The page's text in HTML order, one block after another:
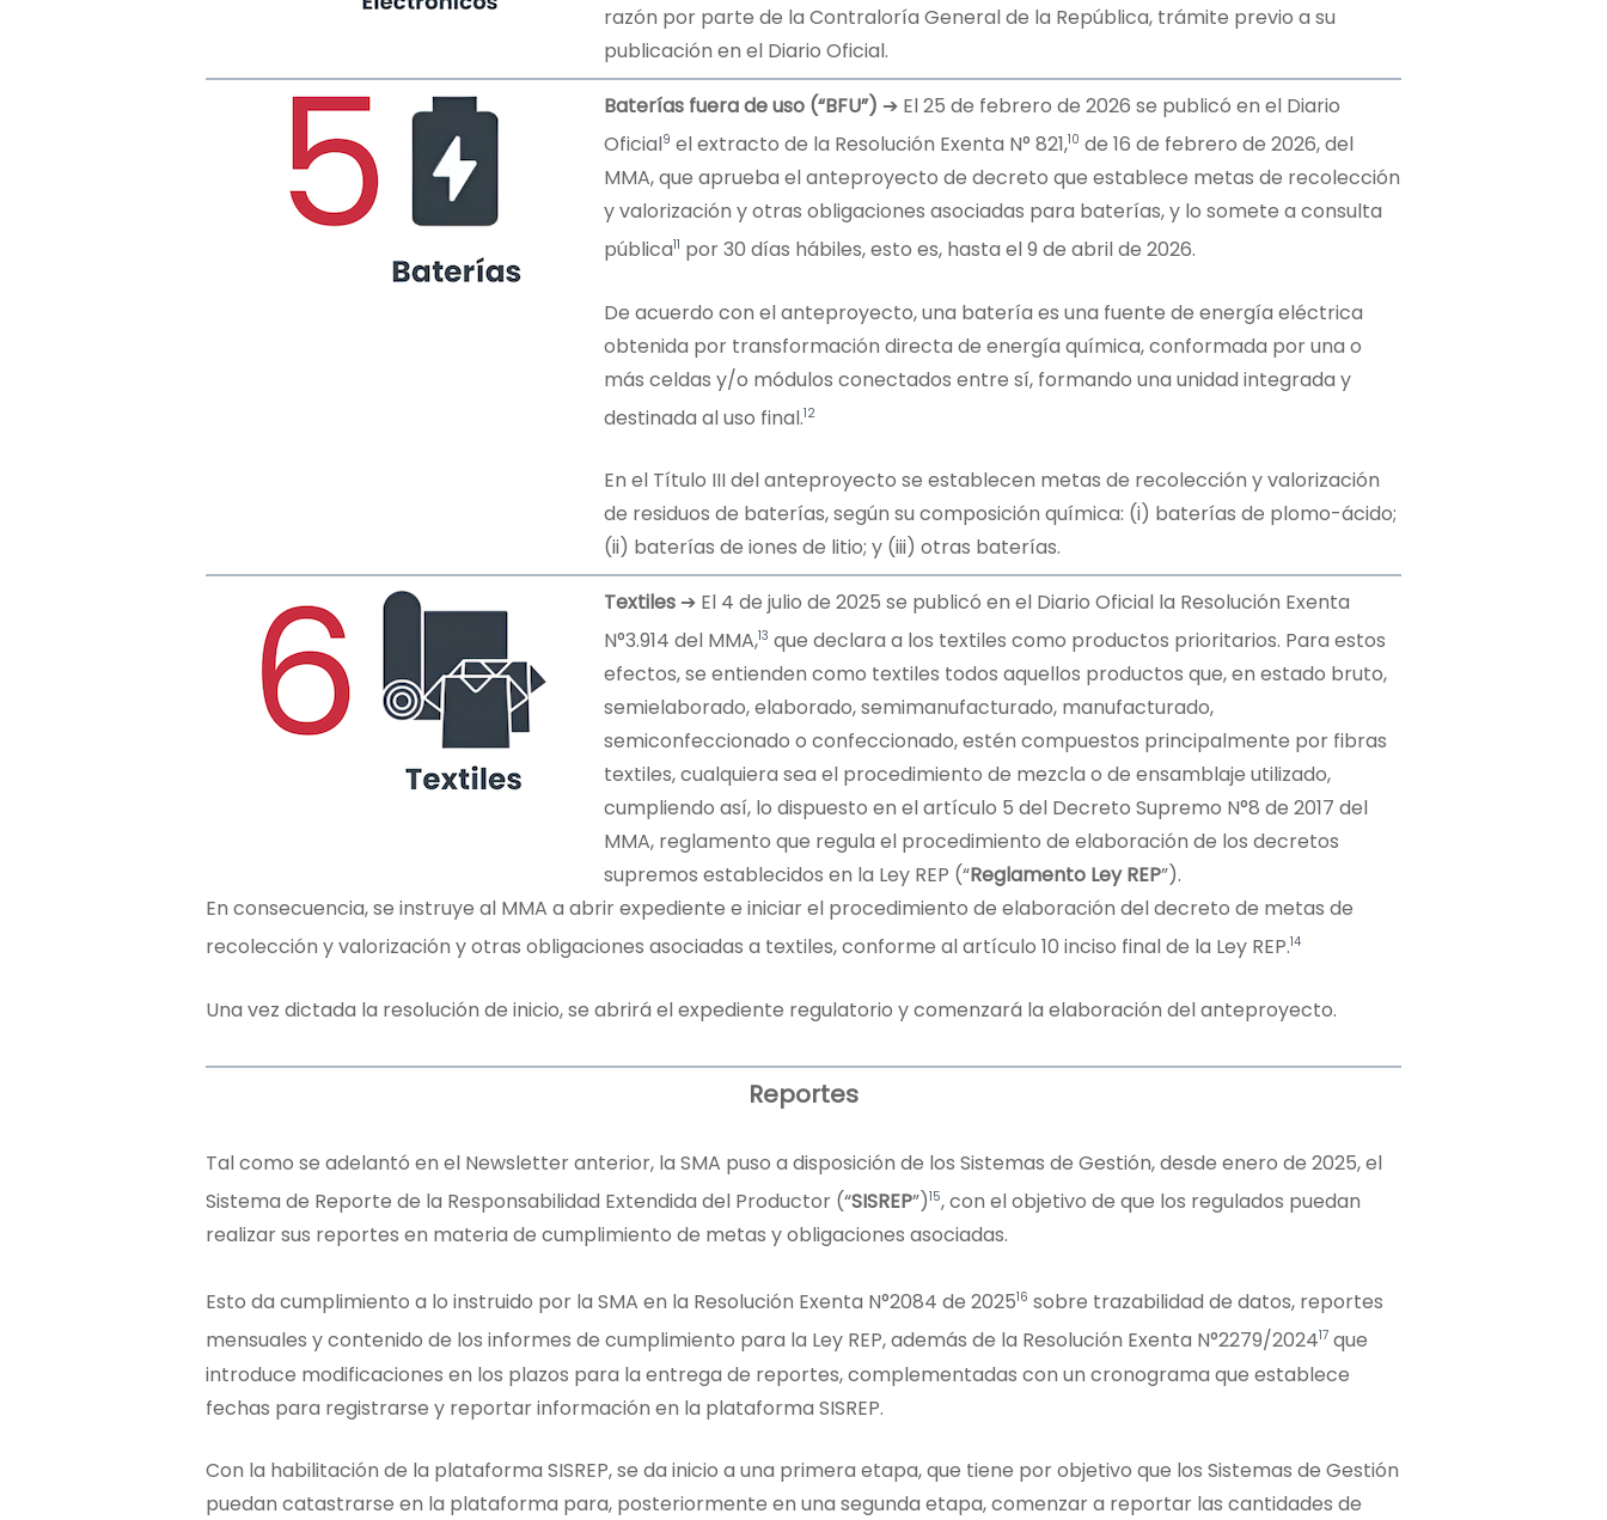
razón por parte de la Contraloría General de la República, trámite previo a su
publicación en el Diario Oficial.
Baterías fuera de uso (“BFU”) ➔ El 25 de febrero de 2026 se publicó en el Diario
Oficial9 el extracto de la Resolución Exenta N° 821,10 de 16 de febrero de 2026, del
MMA, que aprueba el anteproyecto de decreto que establece metas de recolección
y valorización y otras obligaciones asociadas para baterías, y lo somete a consulta
pública11 por 30 días hábiles, esto es, hasta el 9 de abril de 2026.
De acuerdo con el anteproyecto, una batería es una fuente de energía eléctrica
obtenida por transformación directa de energía química, conformada por una o
más celdas y/o módulos conectados entre sí, formando una unidad integrada y
destinada al uso final.12
En el Título III del anteproyecto se establecen metas de recolección y valorización
de residuos de baterías, según su composición química: (i) baterías de plomo-ácido;
(ii) baterías de iones de litio; y (iii) otras baterías.
Textiles ➔ El 4 de julio de 2025 se publicó en el Diario Oficial la Resolución Exenta
N°3.914 del MMA,13 que declara a los textiles como productos prioritarios. Para estos
efectos, se entienden como textiles todos aquellos productos que, en estado bruto,
semielaborado, elaborado, semimanufacturado, manufacturado,
semiconfeccionado o confeccionado, estén compuestos principalmente por fibras
textiles, cualquiera sea el procedimiento de mezcla o de ensamblaje utilizado,
cumpliendo así, lo dispuesto en el artículo 5 del Decreto Supremo N°8 de 2017 del
MMA, reglamento que regula el procedimiento de elaboración de los decretos
supremos establecidos en la Ley REP (“Reglamento Ley REP”).
En consecuencia, se instruye al MMA a abrir expediente e iniciar el procedimiento de elaboración del decreto de metas de
recolección y valorización y otras obligaciones asociadas a textiles, conforme al artículo 10 inciso final de la Ley REP.14
Una vez dictada la resolución de inicio, se abrirá el expediente regulatorio y comenzará la elaboración del anteproyecto.
Reportes
Tal como se adelantó en el Newsletter anterior, la SMA puso a disposición de los Sistemas de Gestión, desde enero de 2025, el
Sistema de Reporte de la Responsabilidad Extendida del Productor (“SISREP”)15, con el objetivo de que los regulados puedan
realizar sus reportes en materia de cumplimiento de metas y obligaciones asociadas.
Esto da cumplimiento a lo instruido por la SMA en la Resolución Exenta N°2084 de 202516 sobre trazabilidad de datos, reportes
mensuales y contenido de los informes de cumplimiento para la Ley REP, además de la Resolución Exenta N°2279/202417 que
introduce modificaciones en los plazos para la entrega de reportes, complementadas con un cronograma que establece
fechas para registrarse y reportar información en la plataforma SISREP.
Con la habilitación de la plataforma SISREP, se da inicio a una primera etapa, que tiene por objetivo que los Sistemas de Gestión
puedan catastrarse en la plataforma para, posteriormente en una segunda etapa, comenzar a reportar las cantidades de